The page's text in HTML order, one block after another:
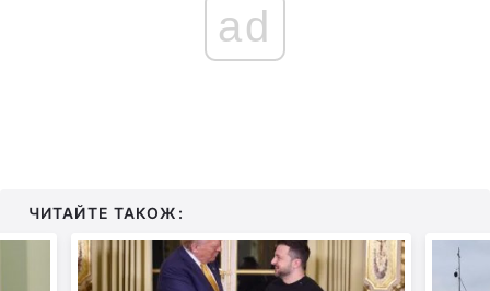
ad
ЧИТАЙТЕ ТАКОЖ: